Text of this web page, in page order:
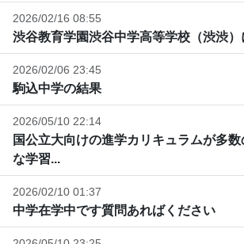
2026/02/16 08:55
渋谷教育学園渋谷中学高等学校（渋渋）
2026/02/06 23:45
駒込中学の結果
2026/05/10 22:14
国公立大向けの進学カリキュラムが多
な学習...
2026/02/10 01:37
中学在学中です質問あればください